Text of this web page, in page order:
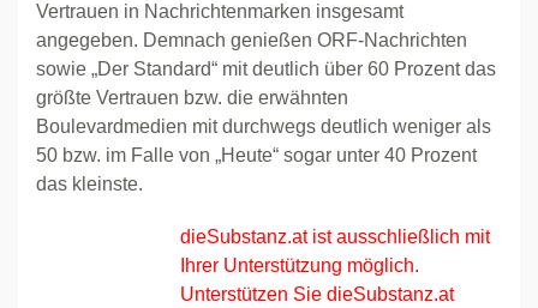
Vertrauen in Nachrichtenmarken insgesamt
angegeben. Demnach genießen ORF-Nachrichten
sowie „Der Standard“ mit deutlich über 60 Prozent das
größte Vertrauen bzw. die erwähnten
Boulevardmedien mit durchwegs deutlich weniger als
50 bzw. im Falle von „Heute“ sogar unter 40 Prozent
das kleinste.
dieSubstanz.at ist ausschließlich mit
Ihrer Unterstützung möglich.
Unterstützen Sie dieSubstanz.at